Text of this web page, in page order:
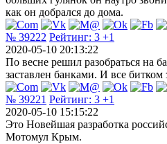
как он добрался до дома.
№ 39222 Рейтинг: 3 +1
2020-05-10 20:13:22
По весне решил разобраться на
заставлен банками. И все
№ 39221 Рейтинг: 3 +1
2020-05-10 15:15:22
Это Новейшая разработка
Мотомул Крым.